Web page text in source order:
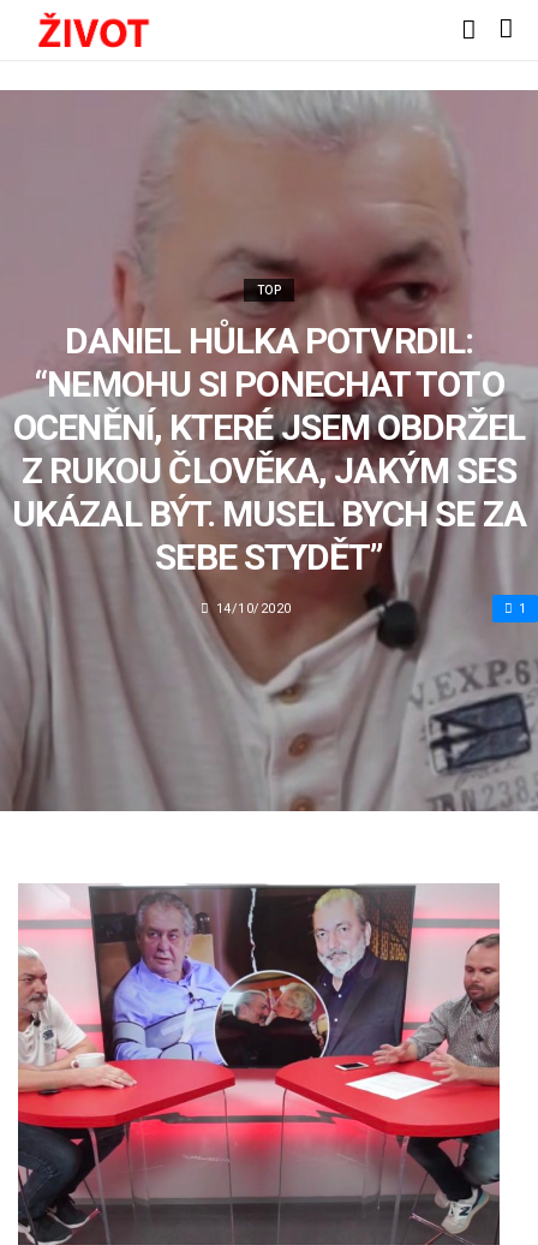
TOP
DANIEL HŮLKA POTVRDIL:
“NEMOHU SI PONECHAT TOTO
OCENĚNÍ, KTERÉ JSEM OBDRŽEL
Z RUKOU ČLOVĚKA, JAKÝM SES
UKÁZAL BÝT. MUSEL BYCH SE ZA
SEBE STYDĚT”
14/10/2020 1